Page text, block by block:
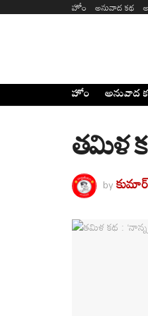
హోం అనువాద కథ
హోం అనువాద
తమిళ
by